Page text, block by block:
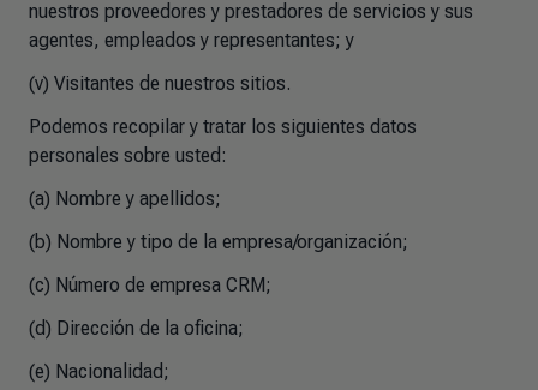
nuestros proveedores y prestadores de servicios y sus
agentes, empleados y representantes; y
(v) Visitantes de nuestros sitios.
Podemos recopilar y tratar los siguientes datos
personales sobre usted:
(a) Nombre y apellidos;
(b) Nombre y tipo de la empresa/organización;
(c) Número de empresa CRM;
(d) Dirección de la oficina;
(e) Nacionalidad;